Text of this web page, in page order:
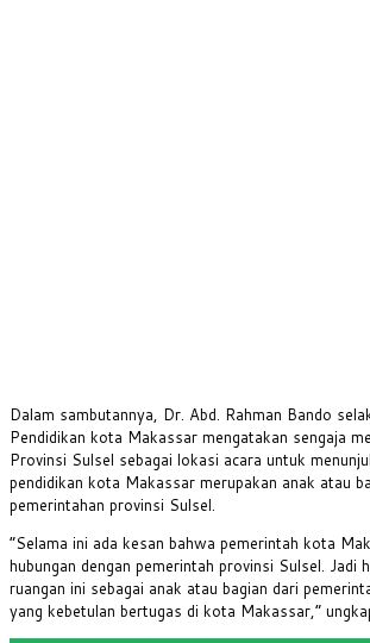
Dalam sambutannya, Dr. Abd. Rahman Bando
Pendidikan kota Makassar mengatakan sengaja
Provinsi Sulsel sebagai lokasi acara untuk
pendidikan kota Makassar merupakan anak atau
pemerintahan provinsi Sulsel.
“Selama ini ada kesan bahwa pemerintah kota
hubungan dengan pemerintah provinsi Sulsel. Jadi
ruangan ini sebagai anak atau bagian dari
yang kebetulan bertugas di kota Makassar,”